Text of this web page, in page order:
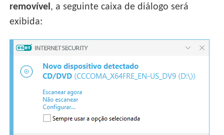
removível, a seguinte caixa de diálogo será
exibida: